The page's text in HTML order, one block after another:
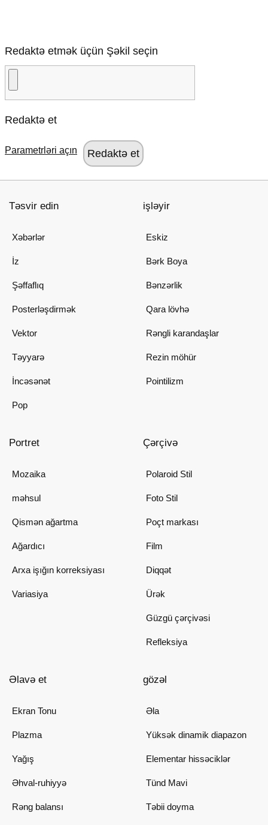
Redaktə etmək üçün Şəkil seçin
Redaktə et
Parametrləri açın
Təsvir edin
Xəbərlər
İz
Şəffaflıq
Posterləşdirmək
Vektor
Təyyarə
İncəsənət
Pop
işləyir
Eskiz
Bərk Boya
Bənzərlik
Qara lövhə
Rəngli karandaşlar
Rezin möhür
Pointilizm
Portret
Mozaika
məhsul
Qismən ağartma
Ağardıcı
Arxa işığın korreksiyası
Variasiya
Çərçivə
Polaroid Stil
Foto Stil
Poçt markası
Film
Diqqət
Ürək
Güzgü çərçivəsi
Refleksiya
Əlavə et
Ekran Tonu
Plazma
Yağış
Əhval-ruhiyyə
Rəng balansı
gözəl
Əla
Yüksək dinamik diapazon
Elementar hissəciklər
Tünd Mavi
Təbii doyma